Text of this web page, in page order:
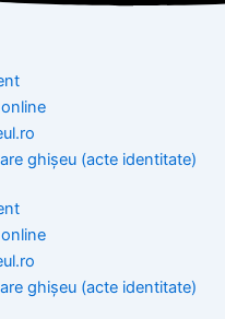
ghișeu (acte identitate)
ghișeu (acte identitate)